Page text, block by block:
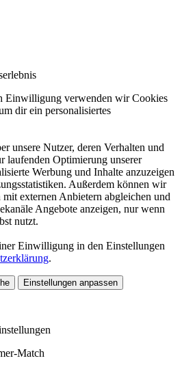
Einwilligung verwenden wir Cookies
dir ein personalisiertes
unsere Nutzer, deren Verhalten und
laufenden Optimierung unserer
Werbung und Inhalte anzuzeigen
Außerdem können wir
externen Anbietern abgleichen und
Angebote anzeigen, nur wenn
nutzt.
Einwilligung in den Einstellungen
.
Einstellungen anpassen
Match